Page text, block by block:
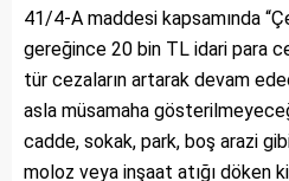
41/4-A maddesi kapsamında
gereğince 20 bin TL idari para
tür cezaların artarak devam
asla müsamaha
cadde, sokak, park, boş arazi
moloz veya inşaat atığı döken